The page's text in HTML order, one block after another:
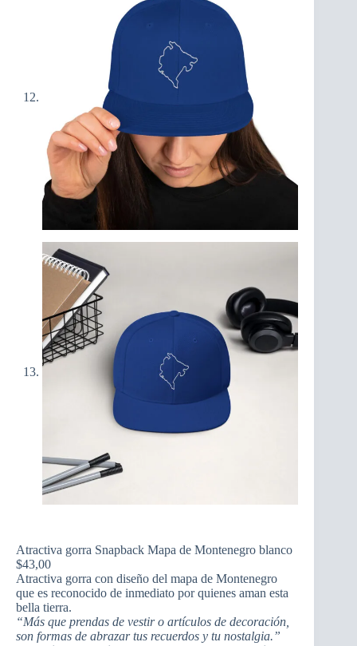
Atractiva gorra Snapback Mapa de Montenegro blanco
$43,00
Atractiva gorra con diseño del mapa de Montenegro
que es reconocido de inmediato por quienes aman esta
bella tierra.
“Más que prendas de vestir o artículos de decoración,
son formas de abrazar tus recuerdos y tu nostalgia.”